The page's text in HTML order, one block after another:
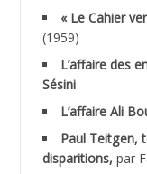
ACHACHE M.*
ACHLAF Ali
ADALMI
« Le Cahier
(1959)
L’affaire des
Sésini
L’affaire Ali
Paul Teitgen,
disparitions, par